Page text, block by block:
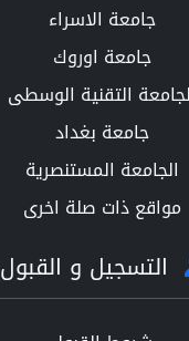
جامعة الاسراء
جامعة اوروك
التقنية الوسطى
جامعة بغداد
الجامعة المستنصرية
مواقع ذات صلة اخرى
التسجيل و القبول